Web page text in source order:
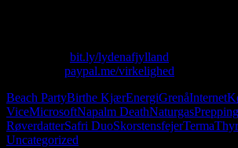
bit.ly/lydenafjylland
paypal.me/virkelighed
Beach PartyBirthe KjærEnergiGrenåInternet
ViceMicrosoftNapalm DeathNaturgasPrepping
RøverdatterSafri DuoSkorstensfejerTerma
Uncategorized